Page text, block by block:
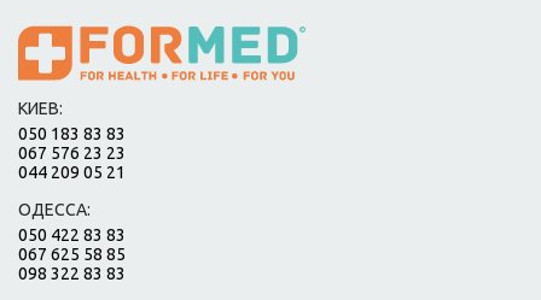
КИЕВ:
050 183 83 83
067 576 23 23
044 209 05 21
ОДЕССА:
050 422 83 83
067 625 58 85
098 322 83 83